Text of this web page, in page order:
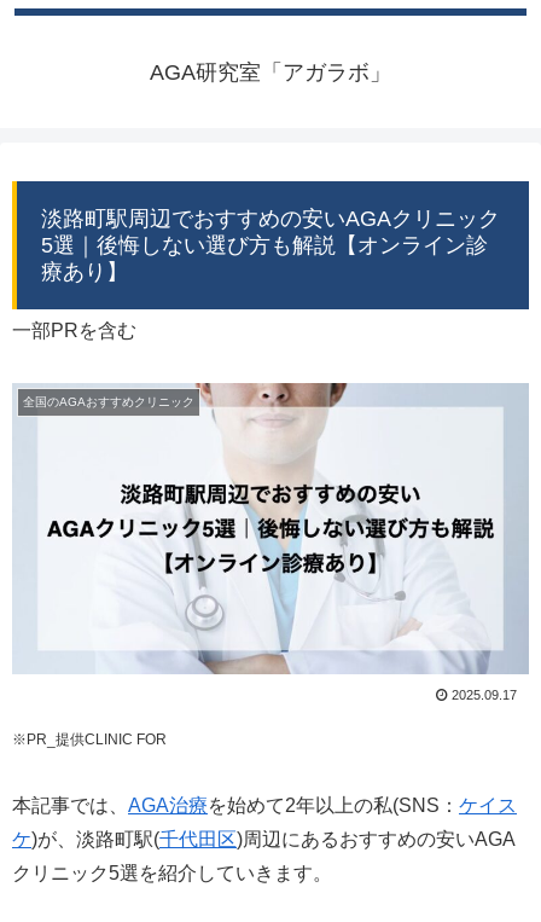
AGA研究室「アガラボ」
淡路町駅周辺でおすすめの安いAGAクリニック
5選｜後悔しない選び方も解説【オンライン診
療あり】
一部PRを含む
全国のAGAおすすめクリニック
2025.09.17
※PR_提供CLINIC FOR
本記事では、 AGA治療を始めて2年以上の私(SNS： ケイス
ケ)が、淡路町駅(千代田区)周辺にあるおすすめの安いAGA
クリニック5選を紹介していきます。